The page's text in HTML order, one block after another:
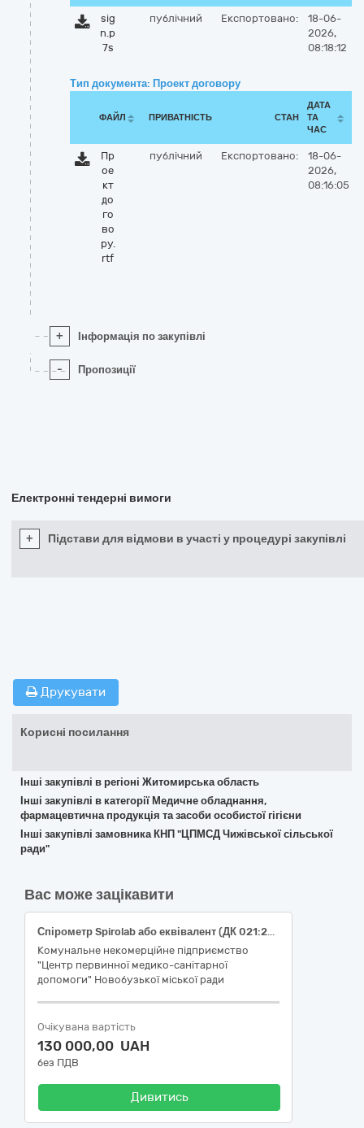
sig
n.p
7s
публічний Експортовано:
18-06-
2026,
08:18:12
Тип документа: Проект договору
ФАЙЛ ПРИВАТНІСТЬ СТАН
ДАТА
ТА
ЧАС
Пр
ое
кт
до
го
во
ру.
rtf
публічний Експортовано:
18-06-
2026,
08:16:05
+ Інформація по закупівлі
- Пропозиції
Електронні тендерні вимоги
+ Підстави для відмови в участі у процедурі закупівлі
Друкувати
Корисні посилання
Інші закупівлі в регіоні Житомирська область
Інші закупівлі в категорії Медичне обладнання,
фармацевтична продукція та засоби особистої гігієни
Інші закупівлі замовника КНП "ЦПМСД Чижівської сільської
ради"
Вас може зацікавити
Спірометр Spirolab або еквівалент (ДК 021:2015: 33120000-7 «Системи реєстрації медичної інформації та дослідне обладнання»)
Комунальне некомерційне підприємство
"Центр первинної медико-санітарної
допомоги" Новобузької міської ради
Очікувана вартість
130 000,00 UAH
без ПДВ
Дивитись